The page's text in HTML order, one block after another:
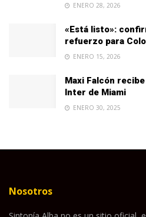
ENERO 28, 2026
«Está listo»:
refuerzo para
ENERO 15, 2026
Maxi Falcón
Inter de Miami
ENERO 30, 2025
Nosotros